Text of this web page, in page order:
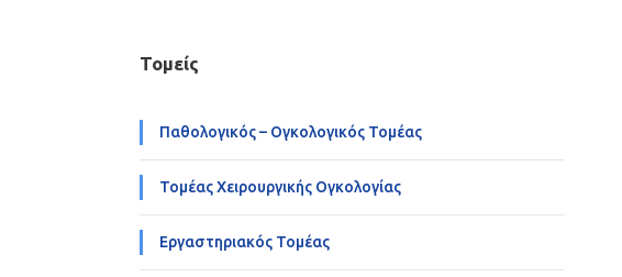
Τομείς
Παθολογικός – Ογκολογικός Τομέας
Τομέας Χειρουργικής Ογκολογίας
Εργαστηριακός Τομέας